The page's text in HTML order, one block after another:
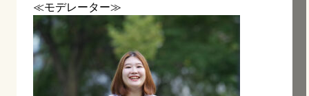
≪モデレーター≫